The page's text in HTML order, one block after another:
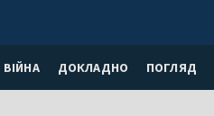
ВІЙНА ДОКЛАДНО ПОГЛЯД